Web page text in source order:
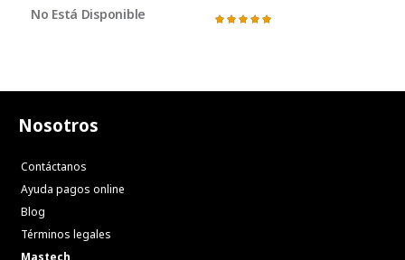
No Está Disponible Valoración:
Nosotros
Contáctanos
Ayuda pagos online
Blog
Términos legales
Mastech